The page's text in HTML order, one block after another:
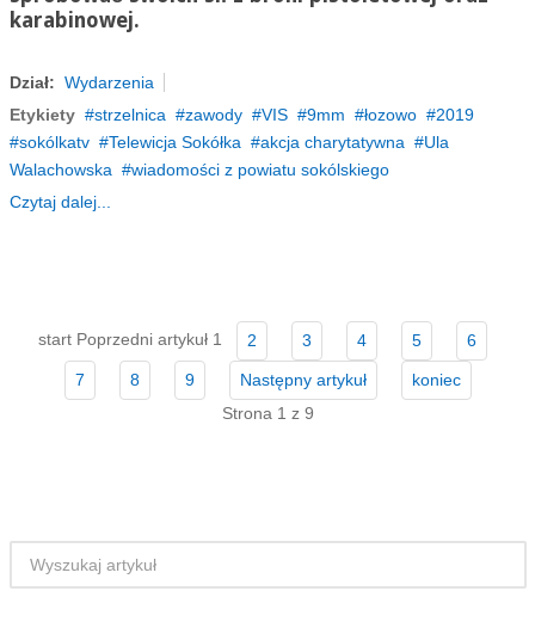
karabinowej.
Dział: Wydarzenia
Etykiety
strzelnica zawody VIS 9mm łozowo
2019
sokólkatv
Telewicja Sokółka akcja charytatywna
Ula
Walachowska
wiadomości z powiatu sokólskiego
Czytaj dalej...
start Poprzedni artykuł 1 2 3 4 5 6
7 8 9 Następny artykuł
koniec
Strona 1 z 9